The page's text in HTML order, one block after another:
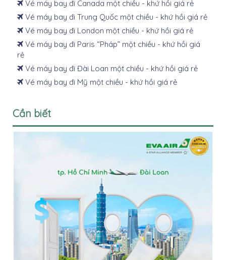
Vé máy bay đi Canada một chiều - khứ hồi giá rẻ
Vé máy bay đi Trung Quốc một chiều - khứ hồi giá rẻ
Vé máy bay đi London một chiều - khứ hồi giá rẻ
Vé máy bay đi Paris “Pháp” một chiều - khứ hồi giá
rẻ
Vé máy bay đi Đài Loan một chiều - khứ hồi giá rẻ
Vé máy bay đi Mỹ một chiều - khứ hồi giá rẻ
Cần biết